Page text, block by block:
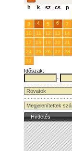
h k sz cs p
3
4 5 6 7
10
11 12 13 14
17
18 19 20 21
24
25 26 27 28
31
Időszak:
-
Hirdetés